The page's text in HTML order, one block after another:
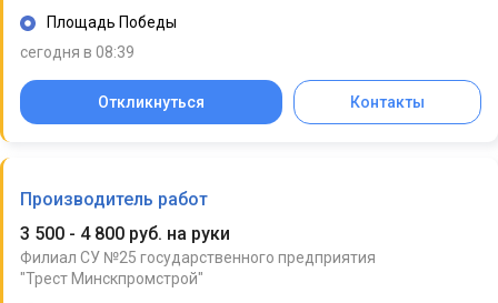
Площадь Победы
сегодня в 08:39
Откликнуться Контакты
Производитель работ
3 500 - 4 800 руб. на руки
Филиал СУ №25 государственного предприятия
"Трест Минскпромстрой"